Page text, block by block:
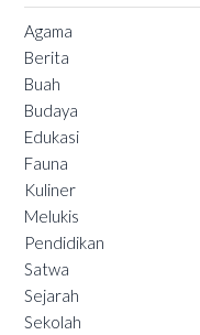
Agama
Berita
Buah
Budaya
Edukasi
Fauna
Kuliner
Melukis
Pendidikan
Satwa
Sejarah
Sekolah